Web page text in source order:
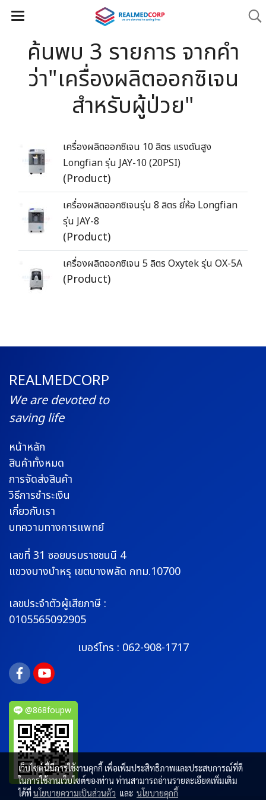
ค้นพบ 3 รายการ จากคำ
ว่า"เครื่องผลิตออกซิเจน
สำหรับผู้ป่วย"
เครื่องผลิตออกซิเจน 10 ลิตร แรงดันสูง
Longfian รุ่น JAY-10 (20PSI)
(Product)
เครื่องผลิตออกซิเจนรุ่น 8 ลิตร ยี่ห้อ Longfian
รุ่น JAY-8
(Product)
เครื่องผลิตออกซิเจน 5 ลิตร Oxytek รุ่น OX-5A
(Product)
REALMEDCORP
We are devoted to
saving life
หน้าหลัก
สินค้าทั้งหมด
การจัดส่งสินค้า
วิธีการชำระเงิน
เกี่ยวกับเรา
บทความทางการแพทย์
เลขที่ 31 ซอยบรมราชชนนี 4
แขวงบางบำหรุ เขตบางพลัด กทม.10700
เลขประจำตัวผู้เสียภาษี :
0105565092905
เบอร์โทร : 062-908-1717
@868foupw
เว็บไซต์นี้มีการใช้งานคุกกี้ เพื่อเพิ่มประสิทธิภาพและประสบการณ์ที่ดี
ในการใช้งานเว็บไซต์ของท่าน ท่านสามารถอ่านรายละเอียดเพิ่มเติม
ได้ที่นโยบายความเป็นส่วนตัว และ นโยบายคุกกี้